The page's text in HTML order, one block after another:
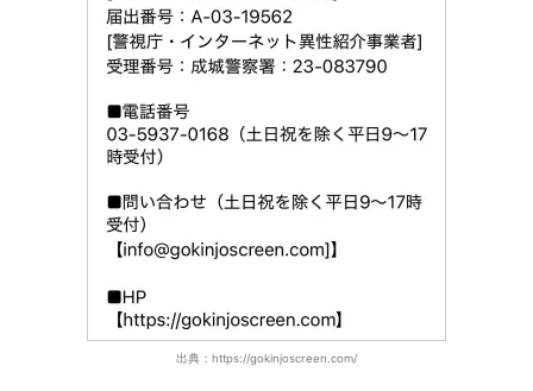
出典：https://gokinjoscreen.com/